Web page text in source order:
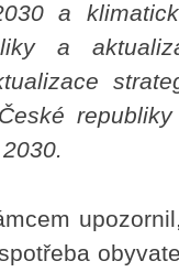
a
a